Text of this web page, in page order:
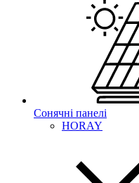
Сонячні панелі
HORAY